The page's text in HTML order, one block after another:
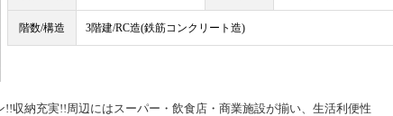
階数/構造 3階建/RC造(鉄筋コンクリート造)
収納充実!!周辺にはスーパー・飲食店・商業施設が揃い、生活利便性